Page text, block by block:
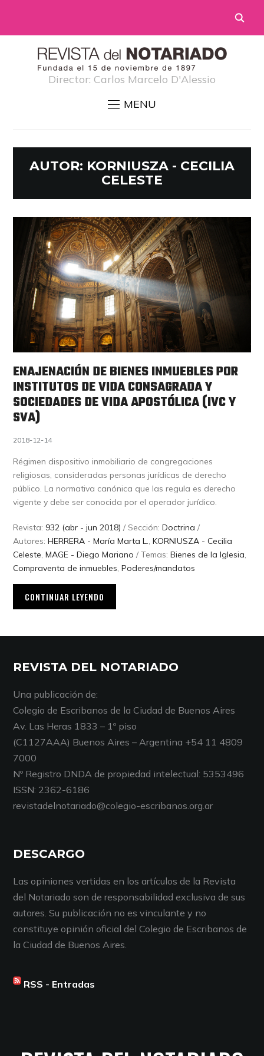
Director: Carlos Marcelo D'Alessio
MENU
AUTOR: KORNIUSZA - CECILIA
CELESTE
ENAJENACIÓN DE BIENES INMUEBLES POR
INSTITUTOS DE VIDA CONSAGRADA Y
SOCIEDADES DE VIDA APOSTÓLICA (IVC Y
SVA)
2018-12-14
Régimen dispositivo inmobiliario de congregaciones
religiosas, consideradas personas jurídicas de derecho
público. La normativa canónica que las regula es derecho
vigente y debe ser conocida por el operador jurídico.
Revista: 932 (abr - jun 2018) / Sección:Doctrina /
Autores:HERRERA - María Marta L.,KORNIUSZA - Cecilia
Celeste,MAGE - Diego Mariano / Temas:Bienes de la Iglesia,
Compraventa de inmuebles,Poderes/mandatos
CONTINUAR LEYENDO
REVISTA DEL NOTARIADO
Una publicación de:
Colegio de Escribanos de la Ciudad de Buenos Aires
Av. Las Heras 1833 – 1º piso
(C1127AAA) Buenos Aires – Argentina +54 11 4809
7000
Nº Registro DNDA de propiedad intelectual: 5353496
ISSN: 2362-6186
revistadelnotariado@colegio-escribanos.org.ar
DESCARGO
Las opiniones vertidas en los artículos de la Revista
del Notariado son de responsabilidad exclusiva de sus
autores. Su publicación no es vinculante y no
constituye opinión oficial del Colegio de Escribanos de
la Ciudad de Buenos Aires.
RSS - Entradas